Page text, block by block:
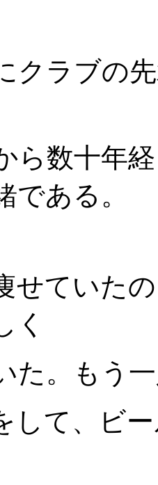
クラブの
ら数十年
である。
せていた
く
た。もう
して、ビ